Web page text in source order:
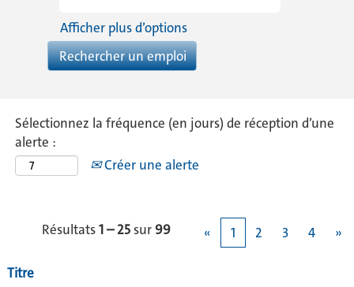
Afficher plus d’options
Sélectionnez la fréquence (en jours) de réception d’une
alerte :
Créer une alerte
Résultats1 – 25 sur99 « 1 2 3 4 »
Titre